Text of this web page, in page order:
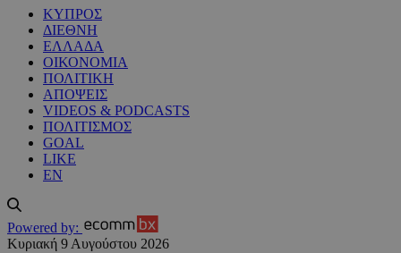
ΚΥΠΡΟΣ
ΔΙΕΘΝΗ
ΕΛΛΑΔΑ
ΟΙΚΟΝΟΜΙΑ
ΠΟΛΙΤΙΚΗ
ΑΠΟΨΕΙΣ
VIDEOS & PODCASTS
ΠΟΛΙΤΙΣΜΟΣ
GOAL
LIKE
EN
Powered by:
Κυριακή 9 Αυγούστου 2026